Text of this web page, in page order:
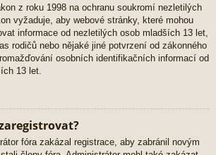
z roku 1998 na ochranu soukromí nezletilých
vyžaduje, aby webové stránky, které mohou
informace od nezletilých osob mladších 13 let,
rodičů nebo nějaké jiné potvrzení od zákonného
osobních identifikačních informací od
13 let.
fóra zakázal registrace, aby zabránil novým